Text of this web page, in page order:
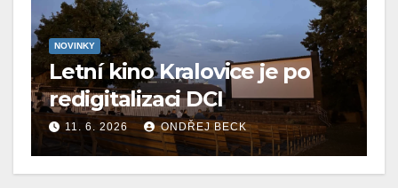
NOVINKY
Letní kino Kralovice je po
redigitalizaci DCI
11. 6. 2026 ONDŘEJ BECK